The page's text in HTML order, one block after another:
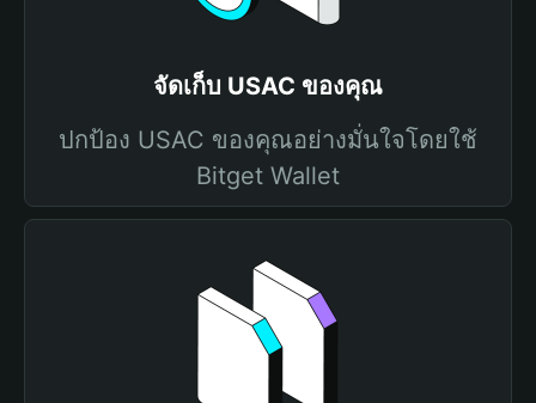
จัดเก็บ USAC ของคุณ
ปกป้อง USAC ของคุณอย่างมั่นใจโดยใช้
Bitget Wallet